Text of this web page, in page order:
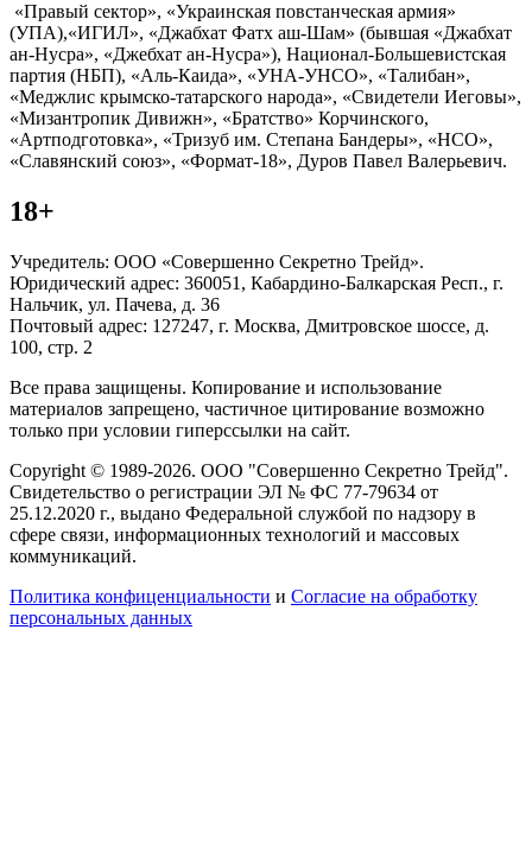
«Правый сектор», «Украинская повстанческая армия»
(УПА),«ИГИЛ», «Джабхат Фатх аш-Шам» (бывшая «Джабхат
ан-Нусра», «Джебхат ан-Нусра»), Национал-Большевистская
партия (НБП), «Аль-Каида», «УНА-УНСО», «Талибан»,
«Меджлис крымско-татарского народа», «Свидетели Иеговы»,
«Мизантропик Дивижн», «Братство» Корчинского,
«Артподготовка», «Тризуб им. Степана Бандеры», «НСО»,
«Славянский союз», «Формат-18», Дуров Павел Валерьевич.
18+
Учредитель: ООО «Совершенно Секретно Трейд».
Юридический адрес: 360051, Кабардино-Балкарская Респ., г.
Нальчик, ул. Пачева, д. 36
Почтовый адрес: 127247, г. Москва, Дмитровское шоссе, д.
100, стр. 2
Все права защищены. Копирование и использование
материалов запрещено, частичное цитирование возможно
только при условии гиперссылки на сайт.
Copyright © 1989-2026. ООО "Совершенно Секретно Трейд".
Свидетельство о регистрации ЭЛ № ФС 77-79634 от
25.12.2020 г., выдано Федеральной службой по надзору в
сфере связи, информационных технологий и массовых
коммуникаций.
Политика конфиценциальности и Согласие на обработку
персональных данных